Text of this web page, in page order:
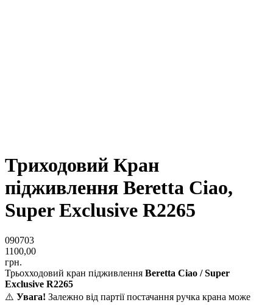
Триходовий Кран
підживлення Beretta Ciao,
Super Exclusive R2265
090703
1100,00
грн.
Трьохходовий кран підживлення Beretta Ciao / Super
Exclusive R2265
⚠️ Увага! Залежно від партії постачання ручка крана може